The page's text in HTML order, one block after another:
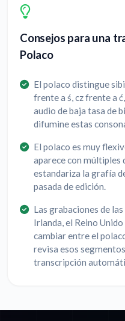
Consejos para una
Polaco
El polaco distingue
frente a ś, cz frente a
audio de baja tasa de
difumine estas
El polaco es muy
aparece con múltiples
estandariza la grafía
pasada de edición.
Las grabaciones de
Irlanda, el Reino
cambiar entre el
revisa esos
transcripción